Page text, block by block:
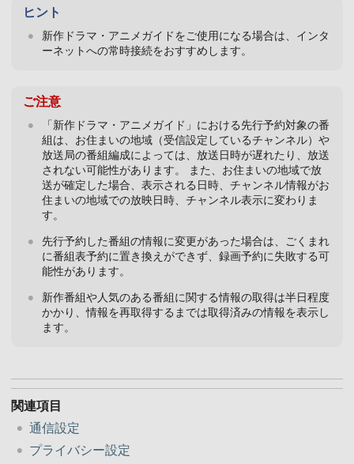
ヒント
新作ドラマ・アニメガイドをご使用になる場合は、インタ
ーネットへの常時接続をおすすめします。
ご注意
「新作ドラマ・アニメガイド」における先行予約対象の番
組は、お住まいの地域（受信設定しているチャンネル）や
放送局の番組編成によっては、放送日時が遅れたり、放送
されない可能性があります。 また、お住まいの地域で放
送が確定した場合、表示される日時、チャンネル情報がお
住まいの地域での放映日時、チャンネル表示に変わりま
す。
先行予約した番組の情報に変更があった場合は、ごくまれ
に番組表予約に置き換えができず、録画予約に失敗する可
能性があります。
新作番組や人気のある番組に関する情報の取得は半日程度
かかり、情報を再取得するまでは取得済みの情報を表示し
ます。
関連項目
通信設定
プライバシー設定